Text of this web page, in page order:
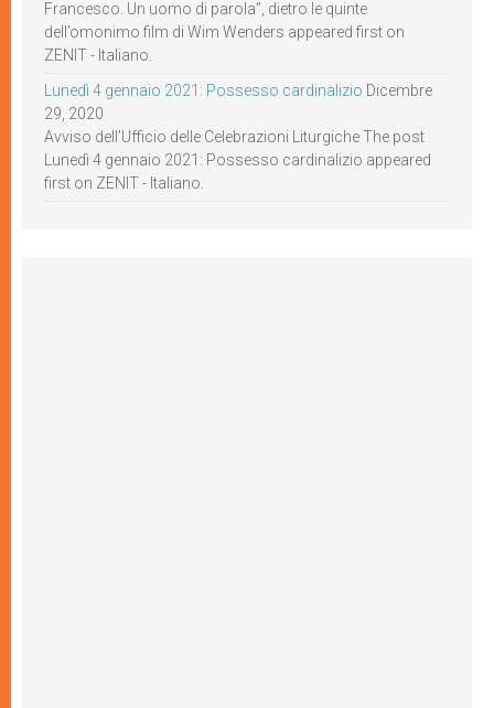
Francesco. Un uomo di parola”, dietro le quinte
dell’omonimo film di Wim Wenders appeared first on
ZENIT - Italiano.
Lunedì 4 gennaio 2021: Possesso cardinalizio Dicembre
29, 2020
Avviso dell’Ufficio delle Celebrazioni Liturgiche The post
Lunedì 4 gennaio 2021: Possesso cardinalizio appeared
first on ZENIT - Italiano.